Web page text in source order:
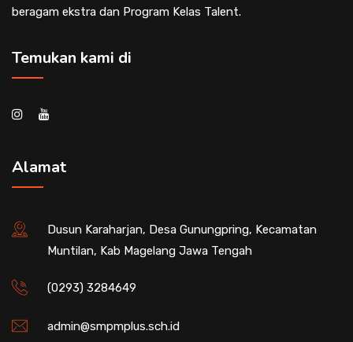
beragam ekstra dan Program Kelas Talent.
Temukan kami di
Alamat
Dusun Karaharjan, Desa Gunungpring, Kecamatan
Muntilan, Kab Magelang Jawa Tengah
(0293) 3284649
admin@smpmplus.sch.id